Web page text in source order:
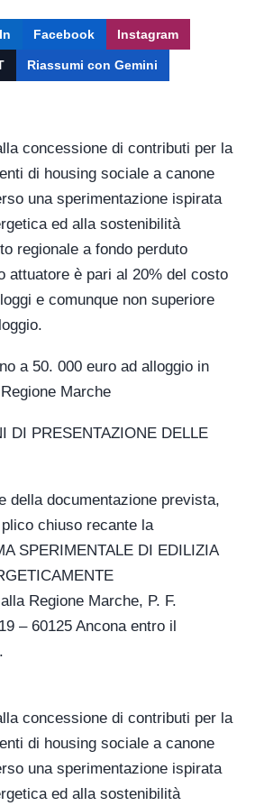
Facebook Instagram
Riassumi con Gemini
concessione di contributi per la
di housing sociale a canone
una sperimentazione ispirata
ed alla sostenibilità
regionale a fondo perduto
attuatore è pari al 20% del costo
e comunque non superiore
a 50. 000 euro ad alloggio in
Marche
DI PRESENTAZIONE DELLE
della documentazione prevista,
chiuso recante la
SPERIMENTALE DI EDILIZIA
Regione Marche, P. F.
– 60125 Ancona entro il
concessione di contributi per la
di housing sociale a canone
una sperimentazione ispirata
ed alla sostenibilità